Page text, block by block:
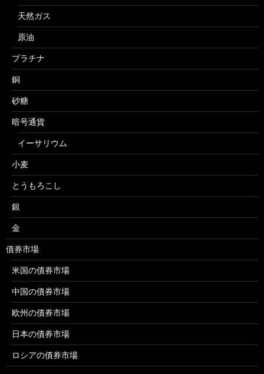
天然ガス
原油
プラチナ
銅
砂糖
暗号通貨
イーサリウム
小麦
とうもろこし
銀
金
債券市場
米国の債券市場
中国の債券市場
欧州の債券市場
日本の債券市場
ロシアの債券市場